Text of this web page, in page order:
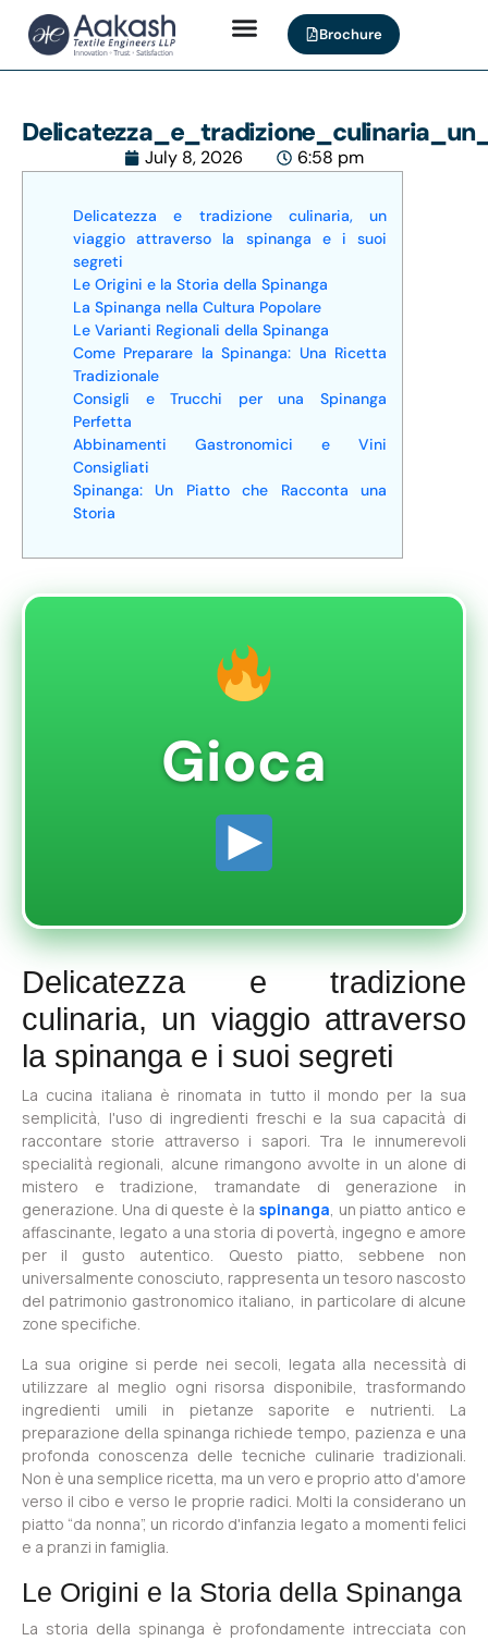
Brochure
July 8, 2026 6:58 pm
Delicatezza e tradizione culinaria, un
viaggio attraverso la spinanga e i suoi
segreti
Le Origini e la Storia della Spinanga
La Spinanga nella Cultura Popolare
Le Varianti Regionali della Spinanga
Come Preparare la Spinanga: Una Ricetta
Tradizionale
Consigli e Trucchi per una Spinanga
Perfetta
Abbinamenti Gastronomici e Vini
Consigliati
Spinanga: Un Piatto che Racconta una
Storia
Gioca
Delicatezza e tradizione
culinaria, un viaggio attraverso
la spinanga e i suoi segreti
La cucina italiana è rinomata in tutto il mondo per la sua
semplicità, l'uso di ingredienti freschi e la sua capacità di
raccontare storie attraverso i sapori. Tra le innumerevoli
specialità regionali, alcune rimangono avvolte in un alone di
mistero e tradizione, tramandate di generazione in
generazione. Una di queste è la spinanga, un piatto antico e
affascinante, legato a una storia di povertà, ingegno e amore
per il gusto autentico. Questo piatto, sebbene non
universalmente conosciuto, rappresenta un tesoro nascosto
del patrimonio gastronomico italiano, in particolare di alcune
zone specifiche.
La sua origine si perde nei secoli, legata alla necessità di
utilizzare al meglio ogni risorsa disponibile, trasformando
ingredienti umili in pietanze saporite e nutrienti. La
preparazione della spinanga richiede tempo, pazienza e una
profonda conoscenza delle tecniche culinarie tradizionali.
Non è una semplice ricetta, ma un vero e proprio atto d'amore
verso il cibo e verso le proprie radici. Molti la considerano un
piatto “da nonna”, un ricordo d'infanzia legato a momenti felici
e a pranzi in famiglia.
Le Origini e la Storia della Spinanga
La storia della spinanga è profondamente intrecciata con